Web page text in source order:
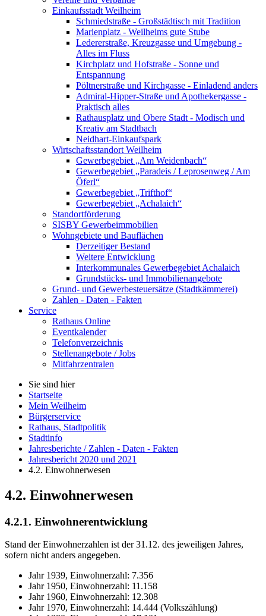
Einkaufsstadt Weilheim
Schmiedstraße - Großstädtisch mit Tradition
Marienplatz - Weilheims gute Stube
Ledererstraße, Kreuzgasse und Umgebung -
Alles im Fluss
Kirchplatz und Hofstraße - Sonne und
Entspannung
Pöltnerstraße und Kirchgasse - Einladend anders
Admiral-Hipper-Straße und Apothekergasse -
Praktisch alles
Rathausplatz und Obere Stadt - Modisch und
Kreativ am Stadtbach
Neidhart-Einkaufspark
Wirtschaftsstandort Weilheim
Gewerbegebiet „Am Weidenbach“
Gewerbegebiet „Paradeis / Leprosenweg / Am
Öferl“
Gewerbegebiet „Trifthof“
Gewerbegebiet „Achalaich“
Standortförderung
SISBY Gewerbeimmobilien
Wohngebiete und Bauflächen
Derzeitiger Bestand
Weitere Entwicklung
Interkommunales Gewerbegebiet Achalaich
Grundstücks- und Immobilienangebote
Grund- und Gewerbesteuersätze (Stadtkämmerei)
Zahlen - Daten - Fakten
Service
Rathaus Online
Eventkalender
Telefonverzeichnis
Stellenangebote / Jobs
Mitfahrzentralen
Sie sind hier
Startseite
Mein Weilheim
Bürgerservice
Rathaus, Stadtpolitik
Stadtinfo
Jahresberichte / Zahlen - Daten - Fakten
Jahresbericht 2020 und 2021
4.2. Einwohnerwesen
4.2. Einwohnerwesen
4.2.1. Einwohnerentwicklung
Stand der Einwohnerzahlen ist der 31.12. des jeweiligen Jahres,
sofern nicht anders angegeben.
Jahr 1939, Einwohnerzahl: 7.356
Jahr 1950, Einwohnerzahl: 11.158
Jahr 1960, Einwohnerzahl: 12.308
Jahr 1970, Einwohnerzahl: 14.444 (Volkszählung)